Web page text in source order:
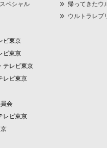
スペシャル
帰ってきたウ
ウルトラレプ
ビ東京
ビ東京
テレビ東京
レビ東京
会
レビ東京